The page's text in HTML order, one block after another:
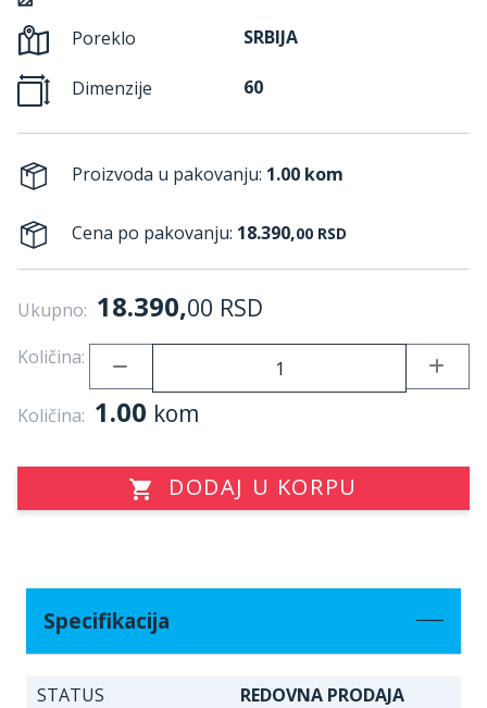
Poreklo SRBIJA
Dimenzije 60
Proizvoda u pakovanju: 1.00 kom
Cena po pakovanju: 18.390,00 RSD
Ukupno: 18.390,00 RSD
Količina:
Količina: 1.00 kom
DODAJ U KORPU
Specifikacija
STATUS
REDOVNA PRODAJA